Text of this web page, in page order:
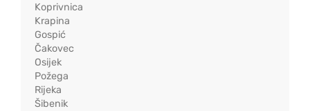
Koprivnica
Krapina
Gospić
Čakovec
Osijek
Požega
Rijeka
Šibenik